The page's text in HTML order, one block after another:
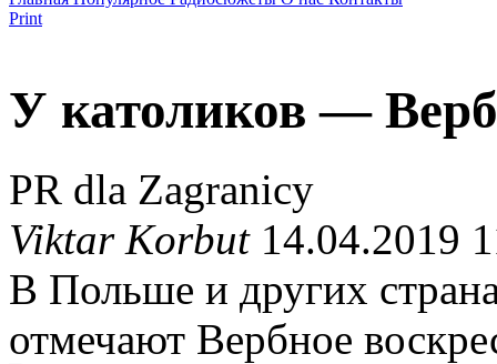
Print
У католиков —
PR dla Zagranicy
Viktar Korbut14.04.2019
В Польше и других
отмечают Вербное